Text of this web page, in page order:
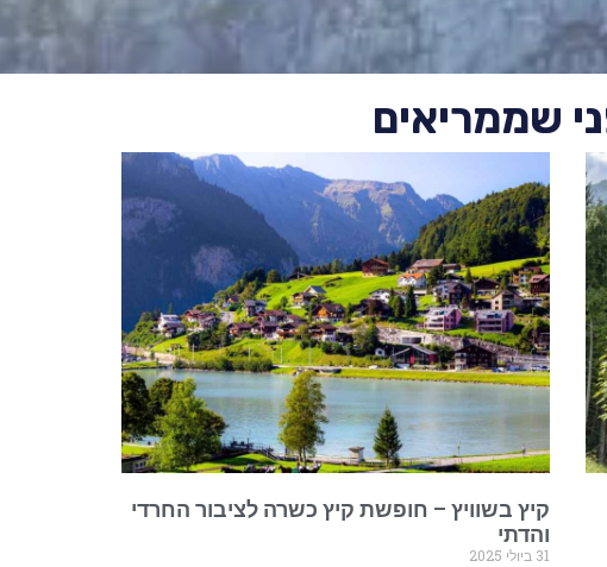
שממריאים
קיץ בשוויץ – חופשת קיץ כשרה לציבור החרדי
והדתי
31 ביולי 2025